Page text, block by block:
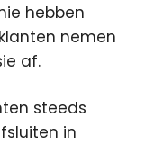
hebben
nemen
af.
steeds
in